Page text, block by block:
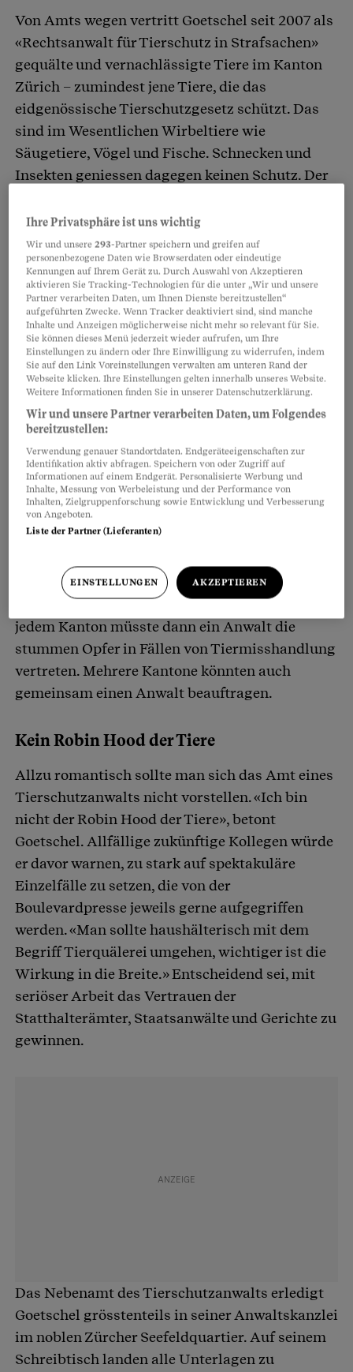
Von Amts wegen vertritt Goetschel seit 2007 als
«Rechtsanwalt für Tierschutz in Strafsachen»
gequälte und vernachlässigte Tiere im Kanton
Zürich – zumindest jene Tiere, die das
eidgenössische Tierschutzgesetz schützt. Das
sind im Wesentlichen Wirbeltiere wie
Säugetiere, Vögel und Fische. Schnecken und
Insekten geniessen dagegen keinen Schutz. Der
Schmerz empfinden.
Noch ist Goetschel der einzige offizielle
Tierschutzanwalt. Weltweit. Kollegen und
Kolleginnen könnte er erhalten, wenn die
Schweizer Stimmberechtigten am kommenden 7.
Tierschutzverbände zustimmen (siehe
nachfolgende Box «Tierschutzanwälte»). In
jedem Kanton müsste dann ein Anwalt die
stummen Opfer in Fällen von Tiermisshandlung
vertreten. Mehrere Kantone könnten auch
gemeinsam einen Anwalt beauftragen.
Kein Robin Hood der Tiere
Allzu romantisch sollte man sich das Amt eines
Tierschutzanwalts nicht vorstellen. «Ich bin
nicht der Robin Hood der Tiere», betont
Goetschel. Allfällige zukünftige Kollegen würde
er davor warnen, zu stark auf spektakuläre
Einzelfälle zu setzen, die von der
Boulevardpresse jeweils gerne aufgegriffen
werden. «Man sollte haushälterisch mit dem
Begriff Tierquälerei umgehen, wichtiger ist die
Wirkung in die Breite.» Entscheidend sei, mit
seriöser Arbeit das Vertrauen der
Statthalterämter, Staatsanwälte und Gerichte zu
gewinnen.
Das Nebenamt des Tierschutzanwalts erledigt
Goetschel grösstenteils in seiner Anwaltskanzlei
im noblen Zürcher Seefeldquartier. Auf seinem
Schreibtisch landen alle Unterlagen zu
Ihre Privatsphäre ist uns wichtig
Wir und unsere293-Partner speichern und greifen auf
personenbezogene Daten wie Browserdaten oder eindeutige
Kennungen auf Ihrem Gerät zu. Durch Auswahl von Akzeptieren
aktivieren Sie Tracking-Technologien für die unter „Wir und unsere
Partner verarbeiten Daten, um Ihnen Dienste bereitzustellen“
aufgeführten Zwecke. Wenn Tracker deaktiviert sind, sind manche
Inhalte und Anzeigen möglicherweise nicht mehr so relevant für Sie.
Sie können dieses Menü jederzeit wieder aufrufen, um Ihre
Einstellungen zu ändern oder Ihre Einwilligung zu widerrufen, indem
Sie auf den Link Voreinstellungen verwalten am unteren Rand der
Webseite klicken. Ihre Einstellungen gelten innerhalb unseres Website.
Weitere Informationen finden Sie in unserer Datenschutzerklärung.
Wir und unsere Partner verarbeiten Daten, um Folgendes
bereitzustellen:
Verwendung genauer Standortdaten. Endgeräteeigenschaften zur
Identifikation aktiv abfragen. Speichern von oder Zugriff auf
Informationen auf einem Endgerät. Personalisierte Werbung und
Inhalte, Messung von Werbeleistung und der Performance von
Inhalten, Zielgruppenforschung sowie Entwicklung und Verbesserung
von Angeboten.
Liste der Partner (Lieferanten)
EINSTELLUNGEN AKZEPTIEREN